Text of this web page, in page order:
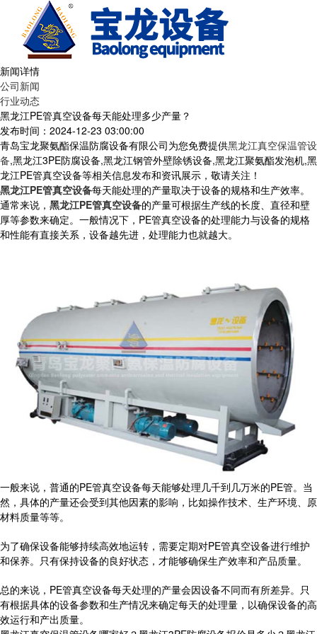
新闻详情
公司新闻
行业动态
黑龙江PE管真空设备每天能处理多少产量？
发布时间：2024-12-23 03:00:00
青岛宝龙聚氨酯保温防腐设备有限公司为您免费提供黑龙江真空保温管设
备,黑龙江3PE防腐设备,黑龙江钢管外壁除锈设备,黑龙江聚氨酯发泡机,黑
龙江PE管真空设备等相关信息发布和资讯展示，敬请关注！
黑龙江PE管真空设备每天能处理的产量取决于设备的规格和生产效率。
通常来说， 黑龙江PE管真空设备的产量可根据生产线的长度、直径和壁
厚等参数来确定。一般情况下，PE管真空设备的处理能力与设备的规格
和性能有直接关系，设备越先进，处理能力也就越大。
一般来说，普通的PE管真空设备每天能够处理几千到几万米的PE管。当
然，具体的产量还会受到其他因素的影响，比如操作技术、生产环境、原
材料质量等等。
为了确保设备能够持续高效地运转，需要定期对PE管真空设备进行维护
和保养。只有保持设备的良好状态，才能够确保生产效率和产品质量。
总的来说，PE管真空设备每天处理的产量会因设备不同而有所差异。只
有根据具体的设备参数和生产情况来确定每天的处理量，以确保设备的高
效运行和产出质量。